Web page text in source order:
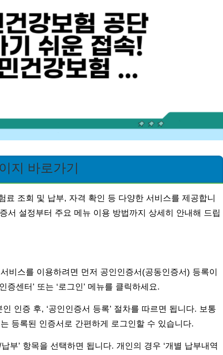
지 바로가기
료 조회 및 납부, 자격 확인 등 다양한 서비스를 제공합니
서 설정부터 주요 메뉴 이용 방법까지 상세히 안내해 드립
비스를 이용하려면 먼저 공인인증서(공동인증서) 등록이
센터’ 또는 ‘로그인’ 메뉴를 클릭하세요.
인증 후, ‘공인인증서 등록’ 절차를 따르면 됩니다. 보통
등록된 인증서로 간편하게 로그인할 수 있습니다.
부’ 항목을 선택하면 됩니다. 개인의 경우 ‘개별 납부내역